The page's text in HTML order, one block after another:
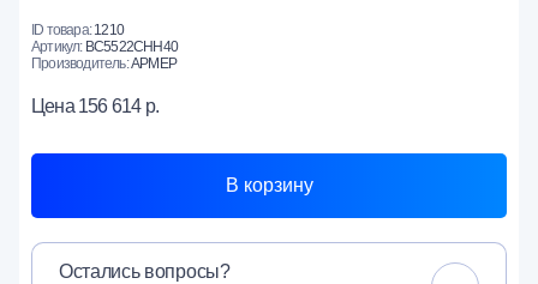
ID товара:1210
Артикул: ВС5522СНН40
Производитель:АРМЕР
Цена 156 614 р.
В корзину
Остались вопросы?